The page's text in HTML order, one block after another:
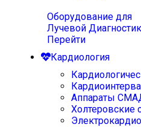
Оборудование для
Лучевой
Перейти
Кардиология
Аппараты
Холтеровские